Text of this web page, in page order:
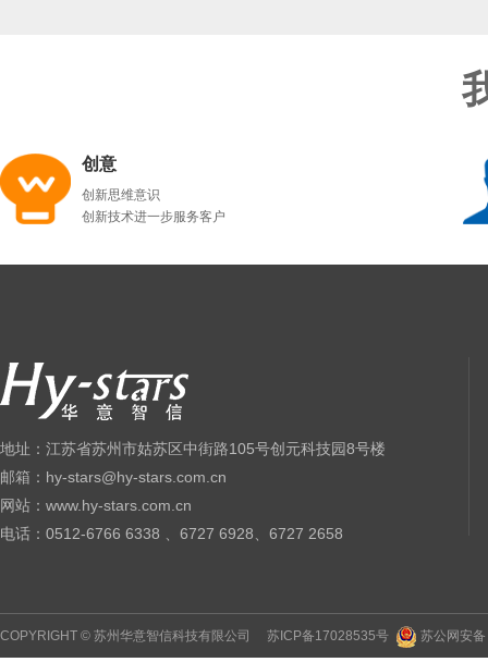
创意
创新思维意识
创新技术进一步服务客户
地址：江苏省苏州市姑苏区中街路105号创元科技园8号楼
邮箱：hy-stars@hy-stars.com.cn
网站：www.hy-stars.com.cn
电话：0512-6766 6338 、6727 6928、6727 2658
COPYRIGHT © 苏州华意智信科技有限公司 苏ICP备17028535号 苏公网安